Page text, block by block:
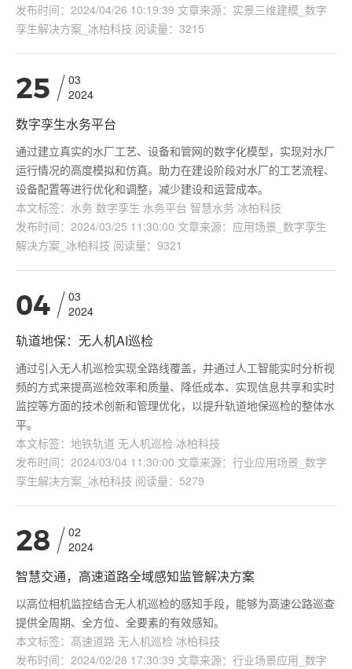
发布时间：2024/04/26 10:19:39 文章来源：实景三维建模_数字
孪生解决方案_冰柏科技 阅读量：3215
25
03
2024
数字孪生水务平台
通过建立真实的水厂工艺、设备和管网的数字化模型，实现对水厂
运行情况的高度模拟和仿真。助力在建设阶段对水厂的工艺流程、
设备配置等进行优化和调整，减少建设和运营成本。
本文标签：水务 数字孪生 水务平台 智慧水务 冰柏科技
发布时间：2024/03/25 11:30:00 文章来源：应用场景_数字孪生
解决方案_冰柏科技 阅读量：9321
04
03
2024
轨道地保：无人机AI巡检
通过引入无人机巡检实现全路线覆盖，并通过人工智能实时分析视
频的方式来提高巡检效率和质量、降低成本、实现信息共享和实时
监控等方面的技术创新和管理优化，以提升轨道地保巡检的整体水
平。
本文标签：地铁轨道 无人机巡检 冰柏科技
发布时间：2024/03/04 11:30:00 文章来源：行业应用场景_数字
孪生解决方案_冰柏科技 阅读量：5279
28
02
2024
智慧交通，高速道路全域感知监管解决方案
以高位相机监控结合无人机巡检的感知手段，能够为高速公路巡查
提供全周期、全方位、全要素的有效感知。
本文标签：高速道路 无人机巡检 冰柏科技
发布时间：2024/02/28 17:30:39 文章来源：行业场景应用_数字